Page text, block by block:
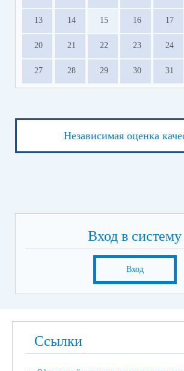
13 14 15 16 17
20 21 22 23 24
27 28 29 30 31
Независимая оценка
Вход в систему
Вход
Ссылки